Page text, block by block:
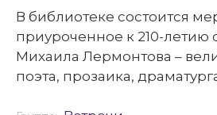
В библиотеке состоится
приуроченное к 210-летию
Михаила Лермонтова –
поэта, прозаика,